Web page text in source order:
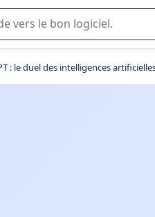
la sélection de logiciel SaaS
: le duel des intelligences